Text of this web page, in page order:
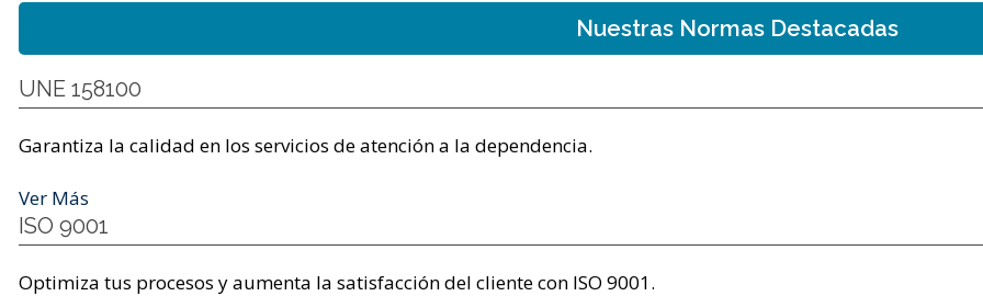
Nuestras Normas Destacadas
UNE 158100
Garantiza la calidad en los servicios de atención a la dependencia.
Ver Más
ISO 9001
Optimiza tus procesos y aumenta la satisfacción del cliente con ISO 9001.